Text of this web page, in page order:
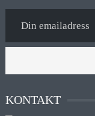
KONTAKT